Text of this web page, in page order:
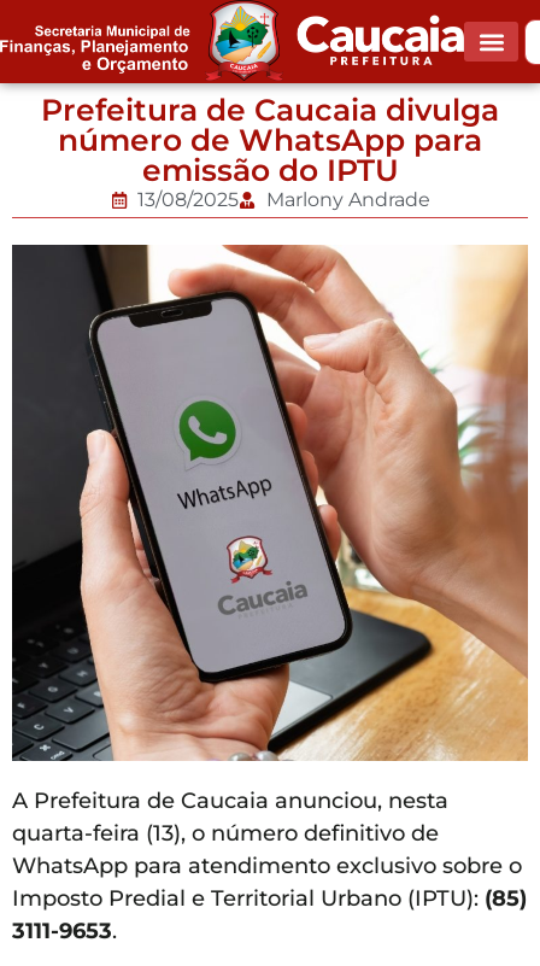
Prefeitura de Caucaia divulga
número de WhatsApp para
emissão do IPTU
13/08/2025 Marlony Andrade
A Prefeitura de Caucaia anunciou, nesta
quarta-feira (13), o número definitivo de
WhatsApp para atendimento exclusivo sobre o
Imposto Predial e Territorial Urbano (IPTU): (85)
3111-9653.